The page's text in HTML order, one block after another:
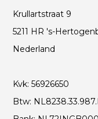
Krullartstraat 9
5211 HR 's-
Nederland
Kvk: 56926650
Btw: